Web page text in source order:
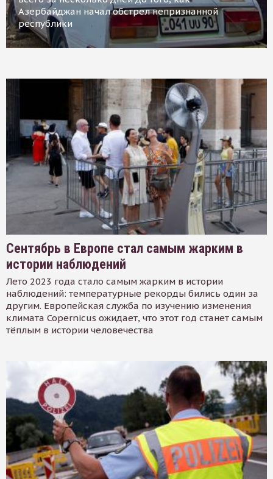
Азербайджан начал обстрел непризнанной
республики
Сентябрь в Европе стал самым жарким в
истории наблюдений
Лето 2023 года стало самым жарким в истории
наблюдений: температурные рекорды бились один за
другим. Европейская служба по изучению изменения
климата Copernicus ожидает, что этот год станет самым
тёплым в истории человечества